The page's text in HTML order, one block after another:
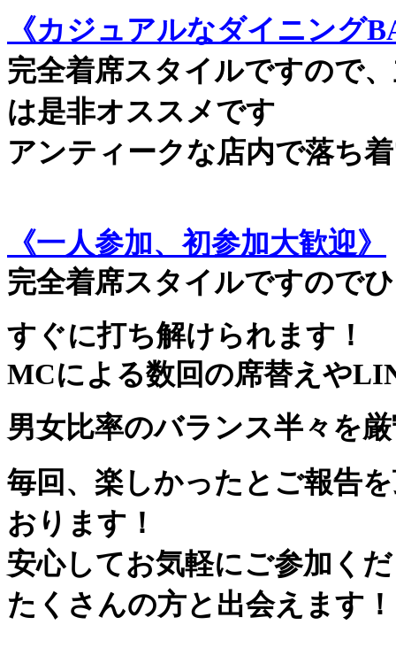
《カジュアルなダイニング
完全着席スタイルですので
は是非オススメです
アンティークな店内で落ち
《一人参加、初参加大歓迎》
完全着席スタイルですので
すぐに打ち解けられます！
MCによる数回の席替えや
男女比率のバランス半々を
毎回、楽しかったとご報告
おります！
安心してお気軽にご参加く
たくさんの方と出会えます！